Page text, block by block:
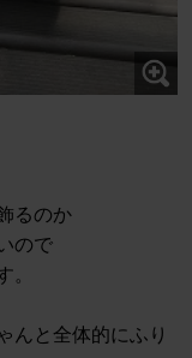
るのか
ので
。
んと全体的にふり